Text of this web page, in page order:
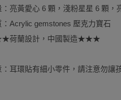
：亮黃愛心 6 顆，淺粉星星 6 顆，
：Acrylic gemstones 壓克力寶石
荷蘭設計，中國製造★★★
：耳環貼有細小零件，請注意勿讓